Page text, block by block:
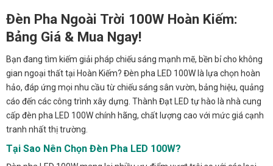
Đèn Pha Ngoài Trời 100W Hoàn Kiếm:
Bảng Giá & Mua Ngay!
Bạn đang tìm kiếm giải pháp chiếu sáng mạnh mẽ, bền bỉ cho không
gian ngoại thất tại Hoàn Kiếm? Đèn pha LED 100W là lựa chọn hoàn
hảo, đáp ứng mọi nhu cầu từ chiếu sáng sân vườn, bảng hiệu, quảng
cáo đến các công trình xây dựng. Thành Đạt LED tự hào là nhà cung
cấp đèn pha LED 100W chính hãng, chất lượng cao với mức giá cạnh
tranh nhất thị trường.
Tại Sao Nên Chọn Đèn Pha LED 100W?